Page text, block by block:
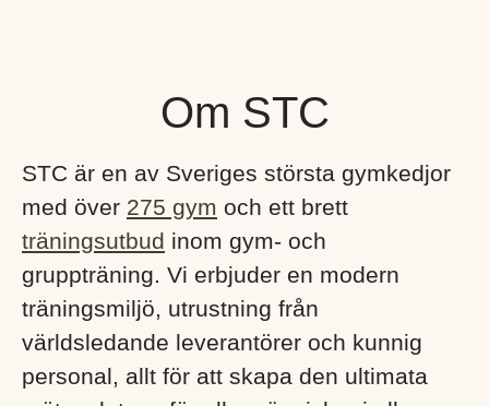
Om STC
STC är en av Sveriges största gymkedjor
med över 275 gym och ett brett
träningsutbud inom gym- och
gruppträning. Vi erbjuder en modern
träningsmiljö, utrustning från
världsledande leverantörer och kunnig
personal, allt för att skapa den ultimata